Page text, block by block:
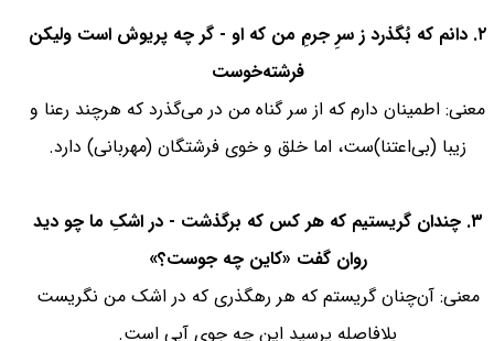
۲. دانم که بُگذرد ز سرِ جرمِ من که او - گر چه پریوش است ولیکن
فرشته‌خوست
معنی: اطمینان دارم که از سر گناه من در می‌گذرد که هرچند رعنا و
زیبا (بی‌اعتنا)ست، اما خلق و خوی فرشتگان (مهربانی) دارد.
۳. چندان گریستیم که هر کس که برگذشت - در اشکِ ما چو دید
روان گفت «کاین چه جوست؟»
معنی: آن‌چنان گریستم که هر رهگذری که در اشک من نگریست
بلافاصله پرسید این چه جوی آبی است.